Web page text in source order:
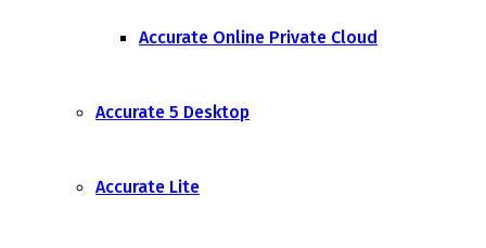
Accurate Online Private Cloud
Accurate 5 Desktop
Accurate Lite